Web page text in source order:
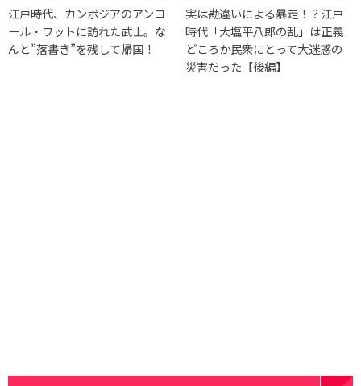
江戸時代、カンボジアのアンコ
ール・ワットに訪れた武士。な
んと”落書き”を残して帰国！
実は勘違いによる暴走！？江戸
時代「大塩平八郎の乱」は正義
どころか民衆にとって大迷惑の
災害だった【後編】